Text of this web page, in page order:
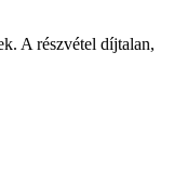
A részvétel díjtalan,